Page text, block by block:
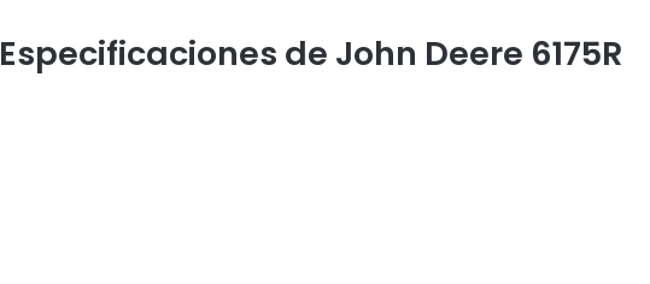
Especificaciones de John Deere 6175R